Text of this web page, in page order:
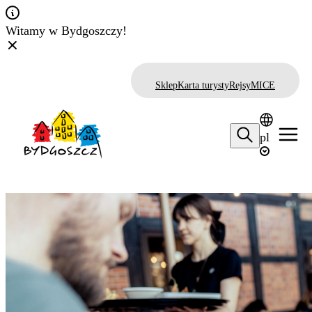
Witamy w Bydgoszczy!
SklepKarta turystyRejsyMICE
pl